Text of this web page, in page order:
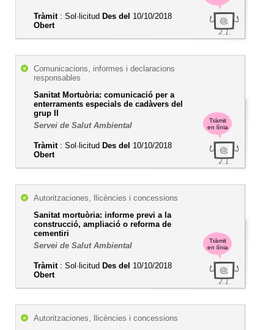
Tràmit: Sol·licitud Des del 10/10/2018
Obert
Tràmit
en línia
Comunicacions, informes i declaracions
responsables
Sanitat Mortuòria: comunicació per a
enterraments especials de cadàvers del
grup II
Servei de Salut Ambiental
Tràmit: Sol·licitud Des del 10/10/2018
Obert
Tràmit
en línia
Autoritzaciones, llicències i concessions
Sanitat mortuòria: informe previ a la
construcció, ampliació o reforma de
cementiri
Servei de Salut Ambiental
Tràmit: Sol·licitud Des del 10/10/2018
Obert
Autoritzaciones, llicències i concessions